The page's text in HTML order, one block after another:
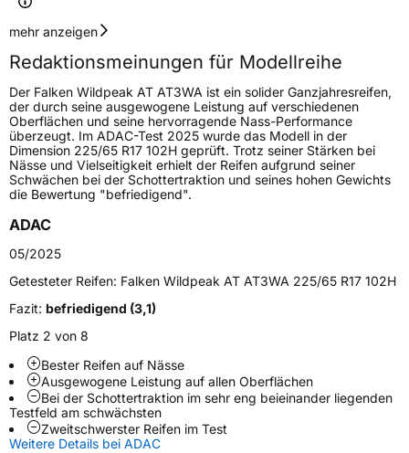
Geschwindigkeitsindex
Höchstgeschwindigkeit
240 km/h
Lastindex110
Höchstlast1060 kg
Gewicht (in kg)17,9 kg
Fahrzeugtyp
VerwendungGanzjahresreifen
ModellnameWildpeak AT AT3WA
Fahrzeugart
Weitere Eigenschaften
SchlauchtypTL
mehr anzeigen
Redaktionsmeinungen für Modellreihe
Der Falken Wildpeak AT AT3WA ist ein solider Ganzjahresreifen,
der durch seine ausgewogene Leistung auf verschiedenen
Oberflächen und seine hervorragende Nass-Performance
überzeugt. Im ADAC-Test 2025 wurde das Modell in der
Dimension 225/65 R17 102H geprüft. Trotz seiner Stärken bei
Nässe und Vielseitigkeit erhielt der Reifen aufgrund seiner
Schwächen bei der Schottertraktion und seines hohen Gewichts
die Bewertung "befriedigend".
ADAC
05/2025
Getesteter Reifen: Falken Wildpeak AT AT3WA 225/65 R17 102H
Fazit: befriedigend (3,1)
Platz 2 von 8
Bester Reifen auf Nässe
Ausgewogene Leistung auf allen Oberflächen
Bei der Schottertraktion im sehr eng beieinander liegenden
Testfeld am schwächsten
Zweitschwerster Reifen im Test
Weitere Details bei ADAC